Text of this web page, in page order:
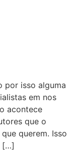
por isso alguma
em nos
acontece
que o
querem. Isso
[…]